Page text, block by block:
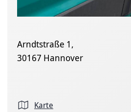
Arndtstraße 1,
30167 Hannover
Karte